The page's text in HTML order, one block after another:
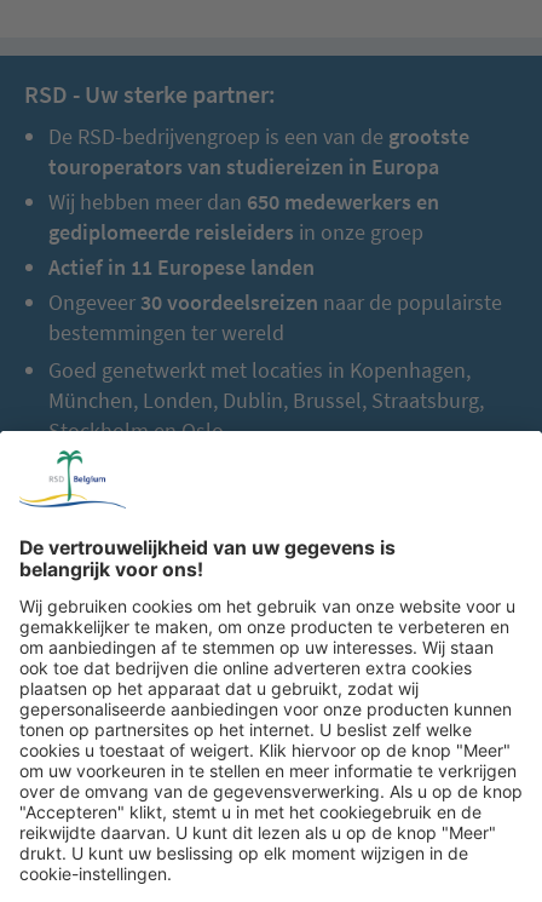
RSD - Uw sterke partner:
De RSD-bedrijvengroep is een van de grootste
touroperators van studiereizen in Europa
Wij hebben meer dan 650 medewerkers en
gediplomeerde reisleiders in onze groep
Actief in 11 Europese landen
Ongeveer 30 voordeelsreizen naar de populairste
bestemmingen ter wereld
Goed genetwerkt met locaties in Kopenhagen,
München, Londen, Dublin, Brussel, Straatsburg,
Stockholm en Oslo
Meer dan
Europa